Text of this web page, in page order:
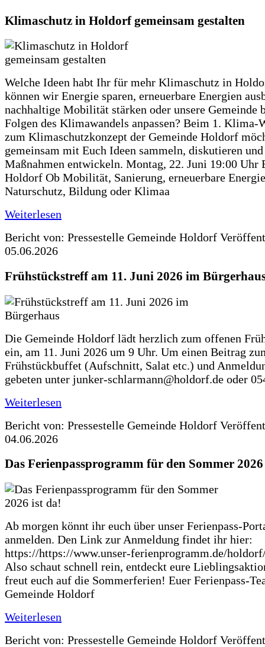
Klimaschutz in Holdorf gemeinsam gestalten
Welche Ideen habt Ihr für mehr Klimaschutz in
können wir Energie sparen, erneuerbare Energien
nachhaltige Mobilität stärken oder unsere Gemeinde
Folgen des Klimawandels anpassen? Beim 1. Klima-
zum Klimaschutzkonzept der Gemeinde Holdorf
gemeinsam mit Euch Ideen sammeln, diskutieren
Maßnahmen entwickeln. Montag, 22. Juni 19:00 Uhr
Holdorf Ob Mobilität, Sanierung, erneuerbare
Naturschutz, Bildung oder Klimaa
Weiterlesen
Bericht von: Pressestelle Gemeinde Holdorf
05.06.2026
Frühstückstreff am 11. Juni 2026 im
Die Gemeinde Holdorf lädt herzlich zum offenen
ein, am 11. Juni 2026 um 9 Uhr. Um einen Beitrag
Frühstückbuffet (Aufschnitt, Salat etc.) und
gebeten unter junker-schlarmann@holdorf.de oder
Weiterlesen
Bericht von: Pressestelle Gemeinde Holdorf
04.06.2026
Das Ferienpassprogramm für den Sommer
Ab morgen könnt ihr euch über unser Ferienpass-
anmelden. Den Link zur Anmeldung findet ihr hier:
https://https://www.unser-ferienprogramm.de/
Also schaut schnell rein, entdeckt eure
freut euch auf die Sommerferien! Euer Ferienpass-
Gemeinde Holdorf
Weiterlesen
Bericht von: Pressestelle Gemeinde Holdorf